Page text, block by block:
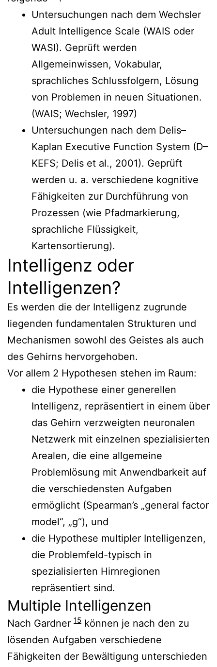
Untersuchungen nach dem Wechsler
Adult Intelligence Scale (WAIS oder
WASI). Geprüft werden
Allgemeinwissen, Vokabular,
sprachliches Schlussfolgern, Lösung
von Problemen in neuen Situationen.
(WAIS; Wechsler, 1997)
Untersuchungen nach dem Delis–
Kaplan Executive Function System (D–
KEFS; Delis et al., 2001). Geprüft
werden u. a. verschiedene kognitive
Fähigkeiten zur Durchführung von
Prozessen (wie Pfadmarkierung,
sprachliche Flüssigkeit,
Kartensortierung).
Intelligenz oder
Intelligenzen?
Es werden die der Intelligenz zugrunde
liegenden fundamentalen Strukturen und
Mechanismen sowohl des Geistes als auch
des Gehirns hervorgehoben.
Vor allem 2 Hypothesen stehen im Raum:
die Hypothese einer generellen
Intelligenz, repräsentiert in einem über
das Gehirn verzweigten neuronalen
Netzwerk mit einzelnen spezialisierten
Arealen, die eine allgemeine
Problemlösung mit Anwendbarkeit auf
die verschiedensten Aufgaben
ermöglicht (Spearman’s „general factor
model“, „g“), und
die Hypothese multipler Intelligenzen,
die Problemfeld-typisch in
spezialisierten Hirnregionen
repräsentiert sind.
Multiple Intelligenzen
Nach Gardner 15 können je nach den zu
lösenden Aufgaben verschiedene
Fähigkeiten der Bewältigung unterschieden